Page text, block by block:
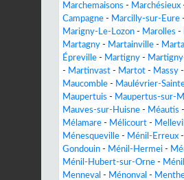
Marchemaisons - Marchésieux
Campagne - Marcilly-sur-Eure -
Marigny-Le-Lozon - Marolles -
Martagny - Martainville -
Épreville - Martigny -
- Martinvast - Martot - Massy -
Maucomble - Maulévrier-
Maupertuis - Maupertus-sur-
Mauves-sur-Huisne - Méautis -
Mélamare - Mélicourt -
Ménesqueville - Ménil-Erreux -
Gondouin - Ménil-Hermei -
Ménil-Hubert-sur-Orne -
Menneval - Ménonval -